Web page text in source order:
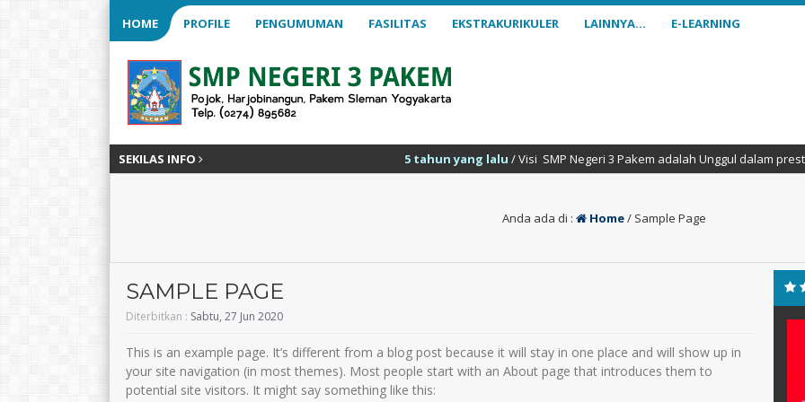
HOME PROFILE PENGUMUMAN FASILITAS EKSTRAKURIKULER LAINNYA… E-LEARNING
SEKILAS INFO 5 tahun yang lalu/ Visi SMP Negeri 3 Pakem adalah Unggul dalam prestasi,
Anda ada di : Home/ Sample Page
SAMPLE PAGE
Diterbitkan : Sabtu, 27 Jun 2020
This is an example page. It’s different from a blog post because it will stay in one place and will show up in
your site navigation (in most themes). Most people start with an About page that introduces them to
potential site visitors. It might say something like this:
19881009 202421 2 003
Pd
NIK
NIK